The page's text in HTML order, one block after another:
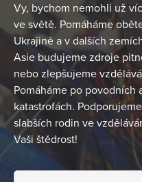
Vy, bychom nemohli už
ve světě. Pomáháme
Ukrajině a v dalších
Asie budujeme zdroje
nebo zlepšujeme
Pomáháme po povodních
katastrofách.
slabších rodin ve
Vaši štědrost!